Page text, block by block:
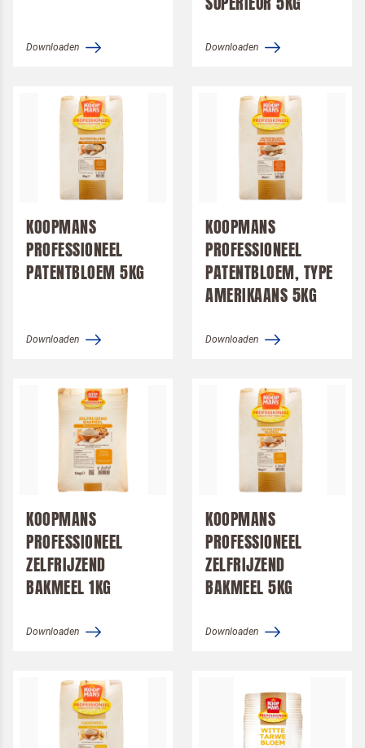
Downloaden Downloaden
KOOPMANS
PROFESSIONEEL
PATENTBLOEM 5KG
Downloaden
KOOPMANS
PROFESSIONEEL
PATENTBLOEM, TYPE
AMERIKAANS 5KG
Downloaden
KOOPMANS
PROFESSIONEEL
ZELFRIJZEND
BAKMEEL 1KG
Downloaden
KOOPMANS
PROFESSIONEEL
ZELFRIJZEND
BAKMEEL 5KG
Downloaden
Om spam te bestrijden, selecteer hieronder de
afbeelding van de
Pannenkoeken